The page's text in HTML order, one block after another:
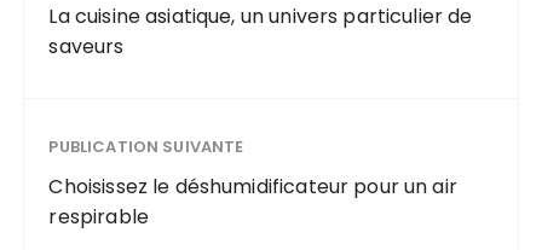
La cuisine asiatique, un univers particulier de
saveurs
PUBLICATION SUIVANTE
Choisissez le déshumidificateur pour un air
respirable